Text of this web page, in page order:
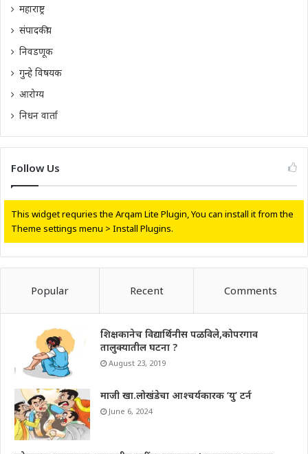
महाराष्ट्र
संपादकीय
निवडणूक
गुन्हे विषयक
आरोग्य
निधन वार्ता
Follow Us
This widget requries the Arqam Lite Plugin, You can install it from the
Theme settings menu > Install Plugins.
Popular Recent Comments
शिक्षकानेच विद्यार्थिनीस पळविले,कोपरगाव
तालुक्यातील घटना ?
August 23, 2019
माजी खा.लोखंडेचा आश्चर्यकारक ‘यु’ टर्न
June 6, 2024